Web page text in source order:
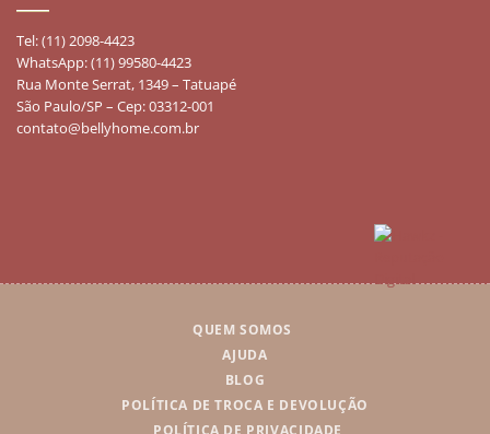
Tel: (11) 2098-4423
WhatsApp: (11) 99580-4423
Rua Monte Serrat, 1349 – Tatuapé
São Paulo/SP – Cep: 03312-001
contato@bellyhome.com.br
QUEM SOMOS
AJUDA
BLOG
POLÍTICA DE TROCA E DEVOLUÇÃO
POLÍTICA DE PRIVACIDADE